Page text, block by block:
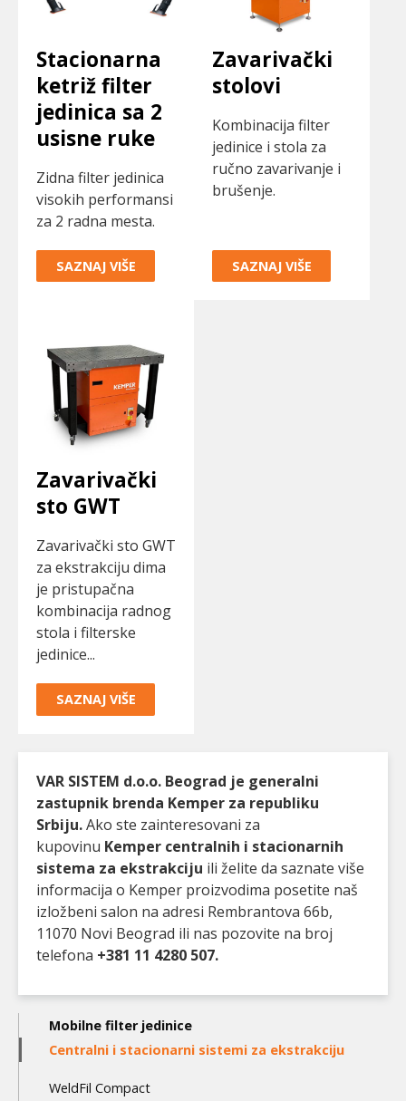
Stacionarna
ketriž filter
jedinica sa 2
usisne ruke
Zidna filter jedinica
visokih performansi
za 2 radna mesta.
SAZNAJ VIŠE
Zavarivački
stolovi
Kombinacija filter
jedinice i stola za
ručno zavarivanje i
brušenje.
SAZNAJ VIŠE
Zavarivački
sto GWT
Zavarivački sto GWT
za ekstrakciju dima
je pristupačna
kombinacija radnog
stola i filterske
jedinice...
SAZNAJ VIŠE
VAR SISTEM d.o.o. Beograd je generalni
zastupnik brenda Kemper za republiku
Srbiju.Ako ste zainteresovani za
kupovinu Kemper centralnih i stacionarnih
sistema za ekstrakciju ili želite da saznate više
informacija o Kemper proizvodima posetite naš
izložbeni salon na adresi Rembrantova 66b,
11070 Novi Beograd ili nas pozovite na broj
telefona +381 11 4280 507.
Main
navigation
3nd
Mobilne filter jedinice
Centralni i stacionarni sistemi za ekstrakciju
WeldFil Compact